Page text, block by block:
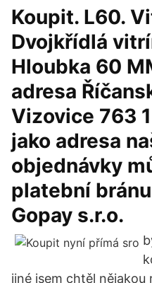
Koupit. L60.
Dvojkřídlá
Hloubka 60
adresa
Vizovice 763
jako adresa
objednávky
platební
Gopay s.r.o.
jiné jsem chtěl nějakou